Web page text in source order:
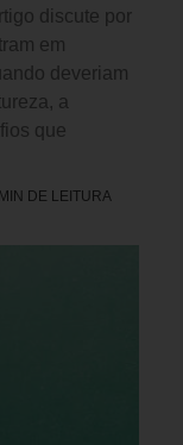
discute por
em
deveriam
a
que
DE LEITURA